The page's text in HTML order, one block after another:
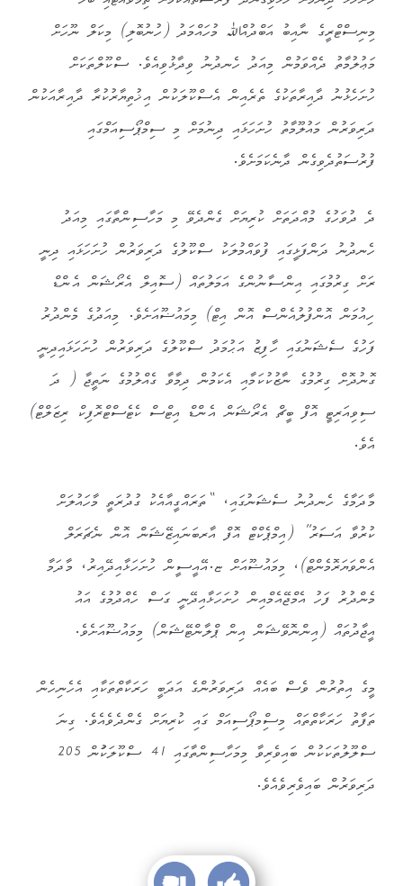
މިނިސްޓްރީގެ ނާއިބު އަބްދުއްﷲ މުހައްމަދު (ހުނުބޮލި) މިކަލް ނޫހަށް
މަޢުލުމާތު ދެއްވަމުން މިއަދު ހެނދުނު ވިދާޅުވިއެވެ. ސްކޫލްތަކަށް
ހުށަހެޅުނު ދާއިރާތަކުގެ ތެރެއިން އެސްކޫލަކުން އިޚުތިޔާރުކުރާ ދާއިރާއަކުން
ދަރިވަރުން މައުލޫމާތު ހުށަހަޅައި ދިނުމަށް މި ސިމްޕޯސިއަމްގައި
ފުރުސަތުދެވިގެން ދާނެކަމަށެވެ.
ދެ ދުވަހުގެ މުއްދަތަށް ކުރިޔަށް ގެންދެވޭ މި މަހާސިންތާގައި މިއަދު
ހެނދުނު ދަންފަޅީގައި ފުވައްމުލަކު ސްކޫލުގެ ދަރިވަރުން ހުށަހަޅައި ދިނީ
ރަށް ގިރުމުގައި އިންސާނުންގެ އަމަލުތައް (ސޮއިލް އެރޯޝަން އެންޑް
ހިއުމަން އޮންފުލުއެންސް އޮން އިޓް) މިމައުޟޫއަށެވެ. މިއަދުގެ މެންދުރު
ފަހުގެ ސެޝަނުގައި ހާފިޒު އަޙުމަދު ސްކޫލުގެ ދަރިވަރުން ހުށަހަޅައިދިނީ
ގޮނުދޮށް ގިރުމުގެ ނާޒުކުކަމާއި އެކަމުން ދިމާވާ ގެއްލުމުގެ ނަތީޖާ ( ދަ
ސިވިއަރިޓީ އޮފް ބީޗް އެރޯޝަން އެންޑް އިޓްސް ކެޓެސްޓްރޮފިކް ރިޒަލްޓް)
އެވެ.
މާދަމާގެ ހެނދުނު ސެޝަނުގައި، “ތަރައްގީއާއެކު ގުދުރަތީ މާހައުލަށް
ކުރުވާ އަސަރު” (އިމްޕެކްޓް އޮފް އާރބަނައިޒޭޝަން އޮން ނެޗަރަލް
އެންވަޔަރޮމެންޓް)، މިމައުޟޫއަށް ޏ.އޭއީސީން ހުށަހަޅާއިދޭއިރު، މާދަމާ
މެންދުރު ފަހު އެމްޖޭއެމްއިން ހުށަހަޅާއިދޭނީ ގަސް ހެއްދުމުގެ އައު
އީޖާދުތައް (އިންނޮވޭޝަން އިން ޕްލާންޓޭޝަން) މިމައުޟޫއަށެވެ.
މީގެ އިތުރުން ވެސް ބައެއް ދަރިވަރުންގެ އަދަބީ ހަރަކާތްތަކާއި އެހެނިހެން
ތަފާތު ހަރަކާތްތައް މިސިްމޕޯސިއަމް ގައި ކުރިޔަށް ގެންދެވެއެވެ. ގިނަ
ސްލޫލުތަކަކުން ބައިވެރިވާ މިމަހާސިންތާގައި 41 ސްކޫލަކަުން 205
ދަރިވަރުން ބައިވެރިވެއެވެ.